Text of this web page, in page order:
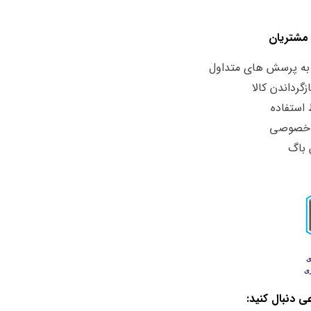
پرسش های متداول
کالا
استفاده
خصوصی
باگ
دنبال کنید: